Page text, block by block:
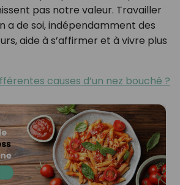
pas notre valeur. Travailler
a de soi, indépendamment des
aide à s’affirmer et à vivre plus
causes d’un nez bouché ?